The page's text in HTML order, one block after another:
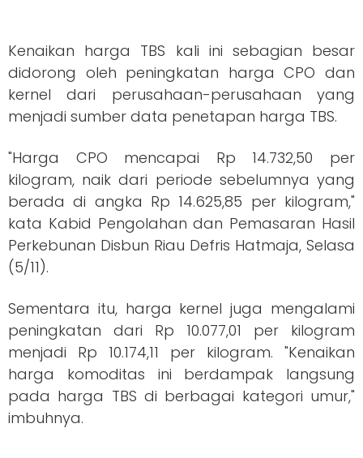
Kenaikan harga TBS kali ini sebagian besar
didorong oleh peningkatan harga CPO dan
kernel dari perusahaan-perusahaan yang
menjadi sumber data penetapan harga TBS.
"Harga CPO mencapai Rp 14.732,50 per
kilogram, naik dari periode sebelumnya yang
berada di angka Rp 14.625,85 per kilogram,"
kata Kabid Pengolahan dan Pemasaran Hasil
Perkebunan Disbun Riau Defris Hatmaja, Selasa
(5/11).
Sementara itu, harga kernel juga mengalami
peningkatan dari Rp 10.077,01 per kilogram
menjadi Rp 10.174,11 per kilogram. "Kenaikan
harga komoditas ini berdampak langsung
pada harga TBS di berbagai kategori umur,"
imbuhnya.